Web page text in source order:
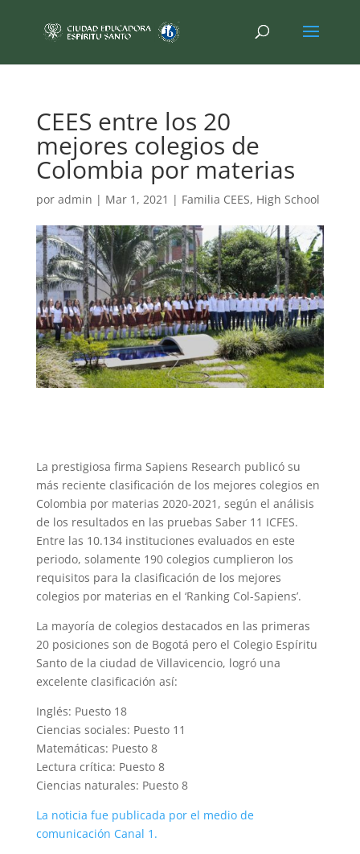
CEES entre los 20
mejores colegios de
Colombia por materias
por admin | Mar 1, 2021 | Familia CEES, High School
La prestigiosa firma Sapiens Research publicó su
más reciente clasificación de los mejores colegios en
Colombia por materias 2020-2021, según el análisis
de los resultados en las pruebas Saber 11 ICFES.
Entre las 10.134 instituciones evaluados en este
periodo, solamente 190 colegios cumplieron los
requisitos para la clasificación de los mejores
colegios por materias en el ‘Ranking Col-Sapiens’.
La mayoría de colegios destacados en las primeras
20 posiciones son de Bogotá pero el Colegio Espíritu
Santo de la ciudad de Villavicencio, logró una
excelente clasificación así:
Inglés: Puesto 18
Ciencias sociales: Puesto 11
Matemáticas: Puesto 8
Lectura crítica: Puesto 8
Ciencias naturales: Puesto 8
La noticia fue publicada por el medio de
comunicación Canal 1.